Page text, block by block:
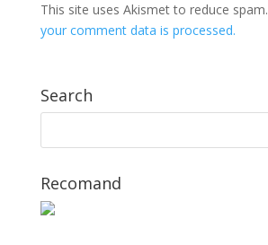
This site uses Akismet to reduce spam.
your comment data is processed.
Search
Recomand